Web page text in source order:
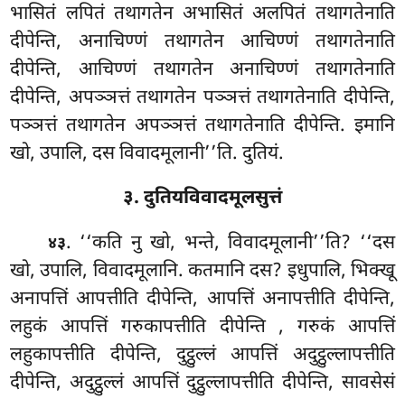
भासितं लपितं तथागतेन अभासितं अलपितं तथागतेनाति
दीपेन्ति, अनाचिण्णं तथागतेन आचिण्णं तथागतेनाति
दीपेन्ति, आचिण्णं तथागतेन अनाचिण्णं तथागतेनाति
दीपेन्ति, अपञ्ञत्तं तथागतेन पञ्ञत्तं तथागतेनाति दीपेन्ति,
पञ्ञत्तं तथागतेन अपञ्ञत्तं तथागतेनाति दीपेन्ति. इमानि
खो, उपालि, दस विवादमूलानी’’ति. दुतियं.
३. दुतियविवादमूलसुत्तं
४३. ‘‘कति नु खो, भन्ते, विवादमूलानी’’ति? ‘‘दस
खो, उपालि, विवादमूलानि. कतमानि दस? इधुपालि, भिक्खू
अनापत्तिं आपत्तीति दीपेन्ति, आपत्तिं अनापत्तीति दीपेन्ति,
लहुकं आपत्तिं गरुकापत्तीति दीपेन्ति , गरुकं आपत्तिं
लहुकापत्तीति दीपेन्ति, दुट्ठुल्लं आपत्तिं अदुट्ठुल्लापत्तीति
दीपेन्ति, अदुट्ठुल्लं आपत्तिं दुट्ठुल्लापत्तीति दीपेन्ति, सावसेसं